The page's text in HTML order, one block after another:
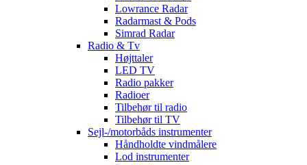
Lowrance Radar
Radarmast & Pods
Simrad Radar
Radio & Tv
Højttaler
LED TV
Radio pakker
Radioer
Tilbehør til radio
Tilbehør til TV
Sejl-/motorbåds instrumenter
Håndholdte vindmålere
Lod instrumenter